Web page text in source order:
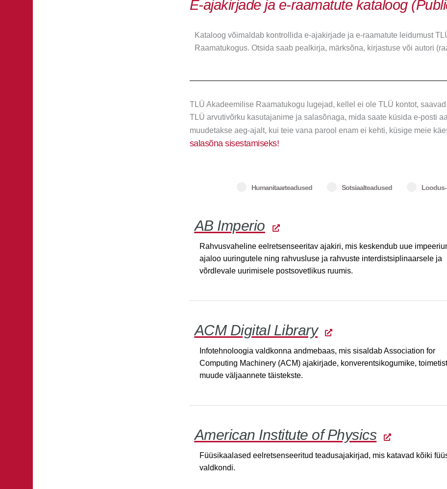
E-ajakirjade ja e-raamatute kataloog
Kataloog võimaldab kontrollida e-ajakirjade ja e-raamatute leidumust
Raamatukogus. Otsida saab pealkirja, märksõna, kirjastuse või autori
TLÜ Akadeemilise Raamatukogu lugejad, kellel ei ole TLÜ kontot,
TLÜ arvutivõrku kasutajanime ja salasõnaga, mida saate küsida e-posti
muudetakse aeg-ajalt, kui teie vana parool enam ei kehti, küsige meie
salasõna sisestamiseks!
Humanitaarteadused Sotsiaalteadused
AB Imperio
Rahvusvaheline eelretsenseeritav ajakiri, mis keskendub uue
ajaloo uuringutele ning rahvusluse ja rahvuste interdistsiplinaarsele ja
võrdlevale uurimisele postsovetlikus ruumis.
ACM Digital Library
Infotehnoloogia valdkonna andmebaas, mis sisaldab Association for
Computing Machinery (ACM) ajakirjade, konverentsikogumike,
muude väljaannete täistekste.
American Institute of Physics
Füüsikaalased eelretsenseeritud teadusajakirjad, mis katavad kõiki
valdkondi.